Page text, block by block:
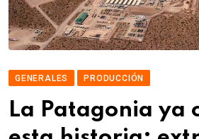
GENERALES PRODUCCIÓN
La Patagonia ya